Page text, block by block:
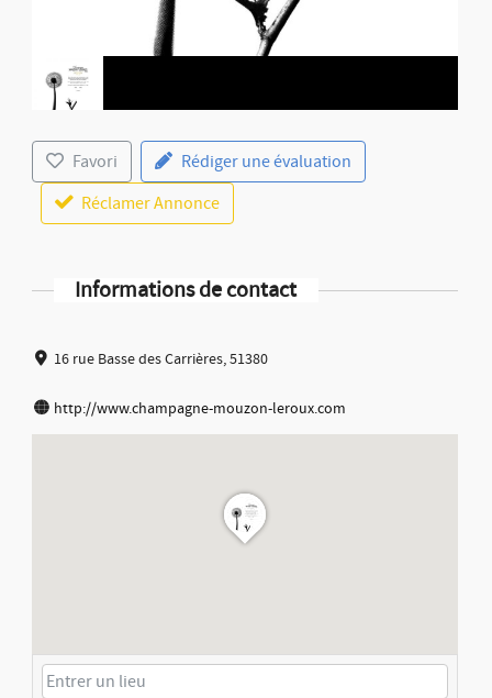
Favori
Rédiger une évaluation
Réclamer Annonce
Informations de contact
16 rue Basse des Carrières, 51380
http://www.champagne-mouzon-leroux.com